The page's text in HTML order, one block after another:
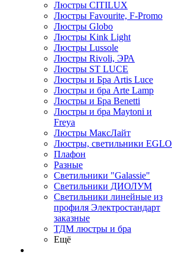
Люстры CITILUX
Люстры Favourite, F-Promo
Люстры Globo
Люстры Kink Light
Люстры Lussole
Люстры Rivoli, ЭРА
Люстры ST LUCE
Люстры и Бра Artis Luce
Люстры и бра Arte Lamp
Люстры и Бра Benetti
Люстры и бра Maytoni и
Freya
Люстры МаксЛайт
Люстры, светильники EGLO
Плафон
Разные
Светильники "Galassie"
Светильники ДИОЛУМ
Светильники линейные из
профиля Электростандарт
заказные
ТДМ люстры и бра
Ещё